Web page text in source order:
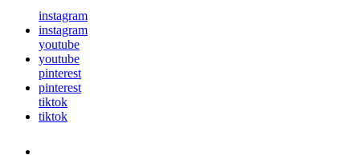
instagram
instagram
youtube
youtube
pinterest
pinterest
tiktok
tiktok